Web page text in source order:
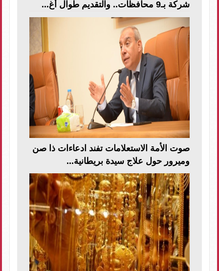
شركة بـ9 محافظات.. والتقديم طوال أغ...
صوت الأمة الاستعلامات تفند ادعاءات ذا صن
وميرور حول علاج سيدة بريطانية...